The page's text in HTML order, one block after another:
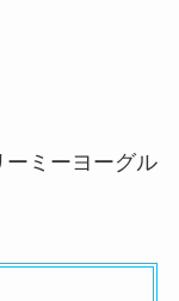
ーミーヨーグル